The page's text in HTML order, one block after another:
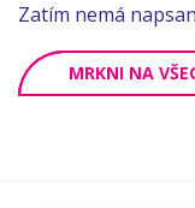
Zatím nemá
MRKNI NA